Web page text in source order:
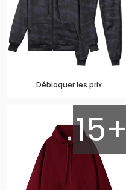
Débloquer les prix
15+